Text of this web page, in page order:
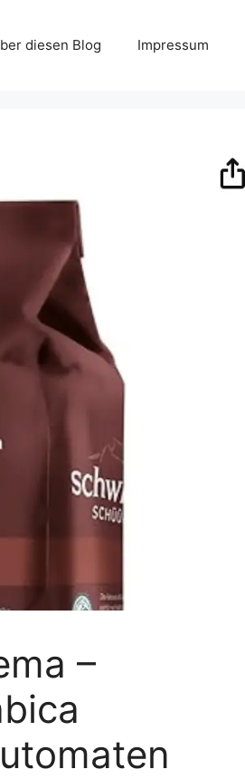
diesen Blog Impressum
–